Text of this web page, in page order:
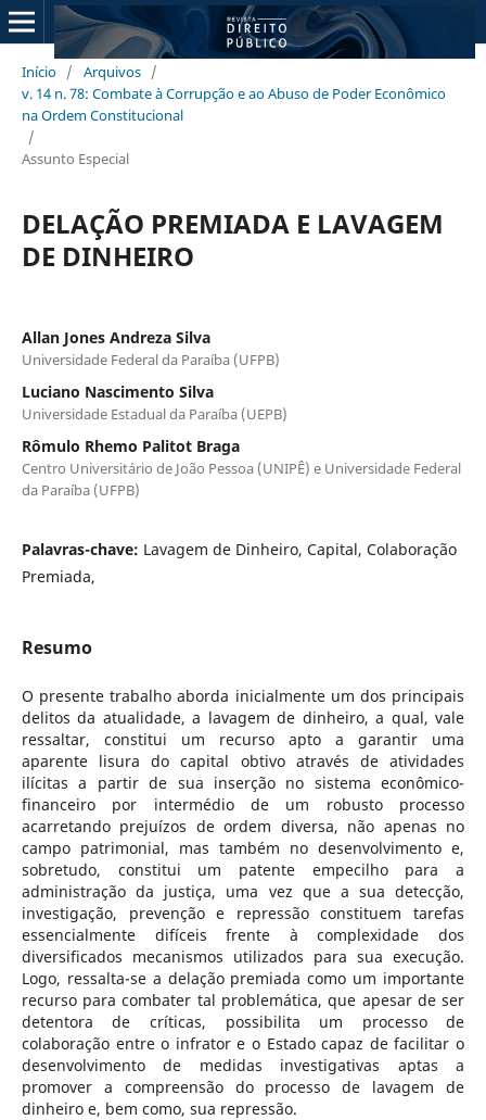
Início / Arquivos /
v. 14 n. 78: Combate à Corrupção e ao Abuso de Poder Econômico
na Ordem Constitucional
/
Assunto Especial
DELAÇÃO PREMIADA E LAVAGEM
DE DINHEIRO
Allan Jones Andreza Silva
Universidade Federal da Paraíba (UFPB)
Luciano Nascimento Silva
Universidade Estadual da Paraíba (UEPB)
Rômulo Rhemo Palitot Braga
Centro Universitário de João Pessoa (UNIPÊ) e Universidade Federal
da Paraíba (UFPB)
Palavras-chave: Lavagem de Dinheiro, Capital, Colaboração
Premiada,
Resumo
O presente trabalho aborda inicialmente um dos principais
delitos da atualidade, a lavagem de dinheiro, a qual, vale
ressaltar, constitui um recurso apto a garantir uma
aparente lisura do capital obtivo através de atividades
ilícitas a partir de sua inserção no sistema econômico-
financeiro por intermédio de um robusto processo
acarretando prejuízos de ordem diversa, não apenas no
campo patrimonial, mas também no desenvolvimento e,
sobretudo, constitui um patente empecilho para a
administração da justiça, uma vez que a sua detecção,
investigação, prevenção e repressão constituem tarefas
essencialmente difíceis frente à complexidade dos
diversificados mecanismos utilizados para sua execução.
Logo, ressalta-se a delação premiada como um importante
recurso para combater tal problemática, que apesar de ser
detentora de críticas, possibilita um processo de
colaboração entre o infrator e o Estado capaz de facilitar o
desenvolvimento de medidas investigativas aptas a
promover a compreensão do processo de lavagem de
dinheiro e, bem como, sua repressão.